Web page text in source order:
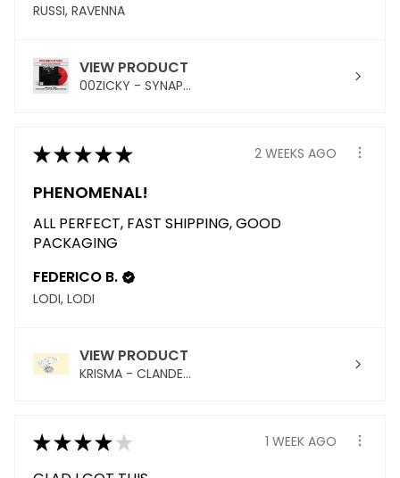
RUSSI, RAVENNA
VIEW PRODUCT
00ZICKY - SYNAP...
★★★★★ 2 WEEKS AGO
PHENOMENAL!
ALL PERFECT, FAST SHIPPING, GOOD
PACKAGING
FEDERICO B.
LODI, LODI
VIEW PRODUCT
KRISMA - CLANDE...
★★★★ ★ 1 WEEK AGO